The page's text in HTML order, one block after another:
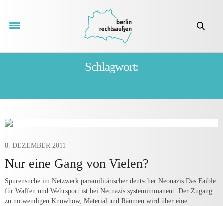
Schlagwort:
8. DEZEMBER 2011
Nur eine Gang von Vielen?
Spurensuche im Netzwerk paramilitärischer deutscher Neonazis Das Faible
für Waffen und Wehrsport ist bei Neonazis systemimmanent. Der Zugang
zu notwendigen Knowhow, Material und Räumen wird über eine